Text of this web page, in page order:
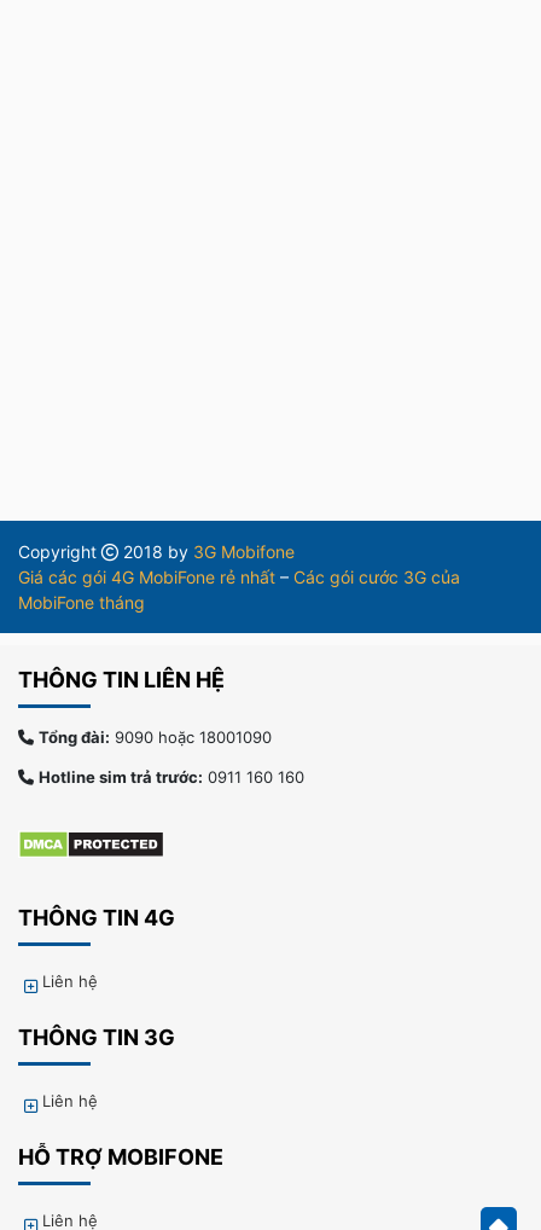
Copyright 2018 by 3G Mobifone
Giá các gói 4G MobiFone rẻ nhất – Các gói cước 3G của
MobiFone tháng
THÔNG TIN LIÊN HỆ
Tổng đài: 9090 hoặc 18001090
Hotline sim trả trước: 0911 160 160
THÔNG TIN 4G
Liên hệ
THÔNG TIN 3G
Liên hệ
HỖ TRỢ MOBIFONE
Liên hệ